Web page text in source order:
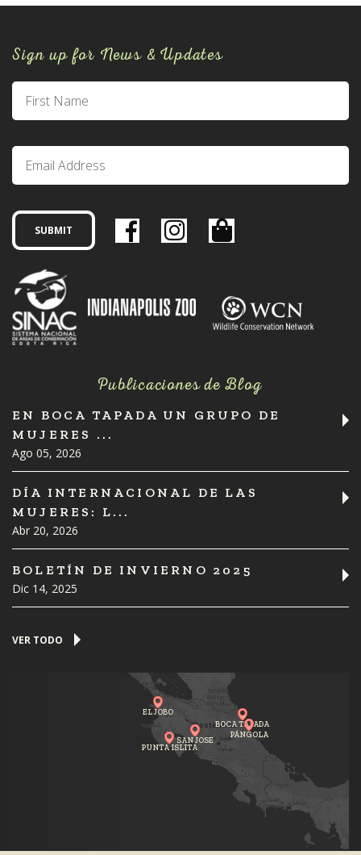
Sign up for News & Updates
Publicaciones de Blog
EN BOCA TAPADA UN GRUPO DE
MUJERES ...
Ago 05, 2026
DÍA INTERNACIONAL DE LAS
MUJERES: L...
Abr 20, 2026
BOLETÍN DE INVIERNO 2025
Dic 14, 2025
VER TODO
PUNTA ISLITA
BOCA TAPADA
SAN JOSE
EL JOBO
PÁNGOLA